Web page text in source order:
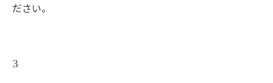
ださい。
3